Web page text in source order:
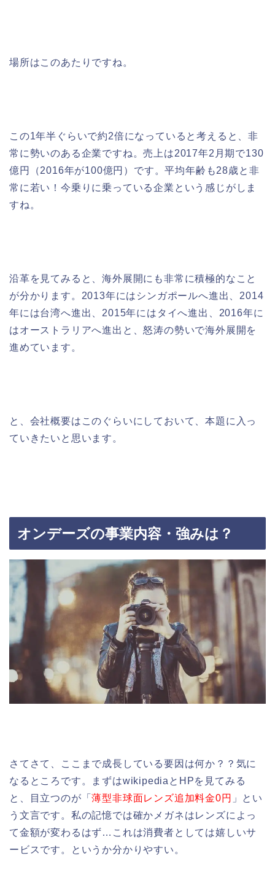
場所はこのあたりですね。
この1年半ぐらいで約2倍になっていると考えると、非
常に勢いのある企業ですね。売上は2017年2月期で130
億円（2016年が100億円）です。平均年齢も28歳と非
常に若い！今乗りに乗っている企業という感じがしま
すね。
沿革を見てみると、海外展開にも非常に積極的なこと
が分かります。2013年にはシンガポールへ進出、2014
年には台湾へ進出、2015年にはタイへ進出、2016年に
はオーストラリアへ進出と、怒涛の勢いで海外展開を
進めています。
と、会社概要はこのぐらいにしておいて、本題に入っ
ていきたいと思います。
オンデーズの事業内容・強みは？
さてさて、ここまで成長している要因は何か？？気に
なるところです。まずはwikipediaとHPを見てみる
と、目立つのが「薄型非球面レンズ追加料金0円 」とい
う文言です。私の記憶では確かメガネはレンズによっ
て金額が変わるはず…これは消費者としては嬉しいサ
ービスです。というか分かりやすい。